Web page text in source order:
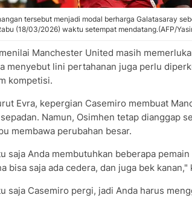
tersebut menjadi modal berharga Galatasaray
(18/03/2026) waktu setempat mendatang.(AFP/
Manchester United masih
menyebut lini pertahanan juga perlu
kompetisi.
Evra, kepergian Casemiro membuat
Namun, Osimhen tetap dianggap
membawa perubahan besar.
saja Anda membutuhkan beberapa
bisa saja ada cedera, dan juga bek kanan,"
saja Casemiro pergi, jadi Anda harus